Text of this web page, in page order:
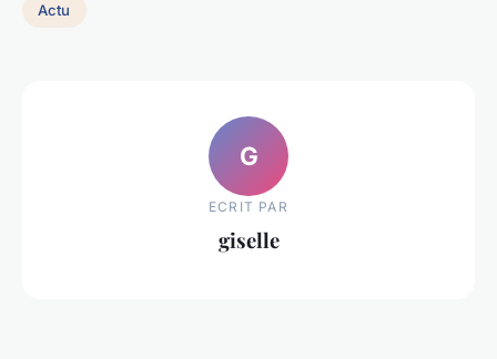
Actu
G
ECRIT PAR
giselle